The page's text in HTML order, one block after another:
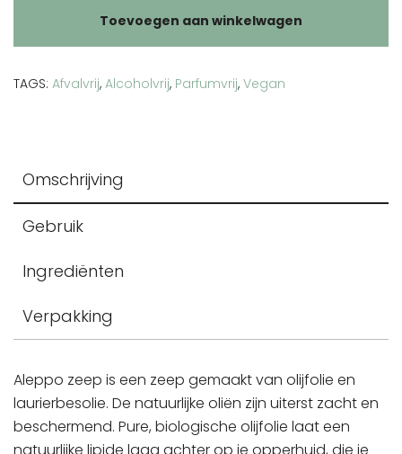
Toevoegen aan winkelwagen
TAGS: Afvalvrij, Alcoholvrij, Parfumvrij, Vegan
Omschrijving
Gebruik
Ingrediënten
Verpakking
Aleppo zeep is een zeep gemaakt van olijfolie en
laurierbesolie. De natuurlijke oliën zijn uiterst zacht en
beschermend. Pure, biologische olijfolie laat een
natuurlijke lipide laag achter op je opperhuid, die je